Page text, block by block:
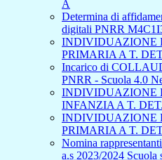
A
Determina di
digitali PNRR
INDIVIDUAZIONE
PRIMARIA A T.
Incarico di
PNRR - Scuola 4.0
INDIVIDUAZIONE
INFANZIA A T.
INDIVIDUAZIONE
PRIMARIA A T.
Nomina
a.s 2023/2024 Scuola